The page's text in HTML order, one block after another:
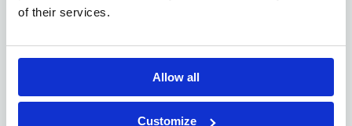
of their services.
Allow all
Customize
Kennis van
Het bedrijf